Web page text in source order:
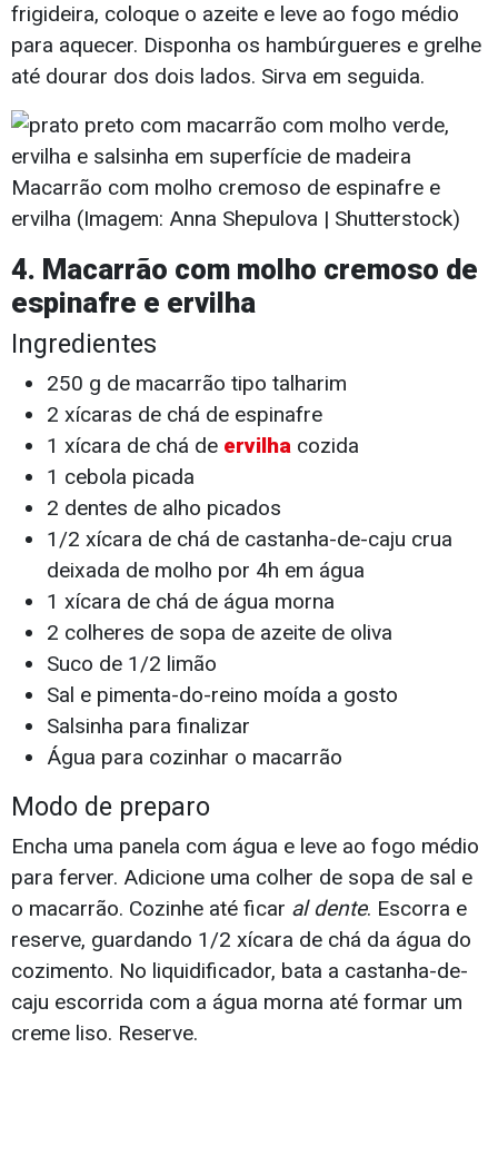
frigideira, coloque o azeite e leve ao fogo médio
para aquecer. Disponha os hambúrgueres e grelhe
até dourar dos dois lados. Sirva em seguida.
Macarrão com molho cremoso de espinafre e
ervilha (Imagem: Anna Shepulova | Shutterstock)
4. Macarrão com molho cremoso de
espinafre e ervilha
Ingredientes
250 g de macarrão tipo talharim
2 xícaras de chá de espinafre
1 xícara de chá de ervilha cozida
1 cebola picada
2 dentes de alho picados
1/2 xícara de chá de castanha-de-caju crua
deixada de molho por 4h em água
1 xícara de chá de água morna
2 colheres de sopa de azeite de oliva
Suco de 1/2 limão
Sal e pimenta-do-reino moída a gosto
Salsinha para finalizar
Água para cozinhar o macarrão
Modo de preparo
Encha uma panela com água e leve ao fogo médio
para ferver. Adicione uma colher de sopa de sal e
o macarrão. Cozinhe até ficar al dente. Escorra e
reserve, guardando 1/2 xícara de chá da água do
cozimento. No liquidificador, bata a castanha-de-
caju escorrida com a água morna até formar um
creme liso. Reserve.